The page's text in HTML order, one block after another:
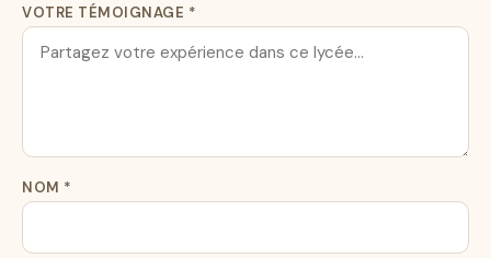
VOTRE TÉMOIGNAGE *
NOM *